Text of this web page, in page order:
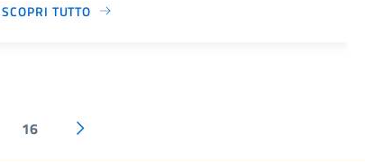
SCOPRI TUTTO
16